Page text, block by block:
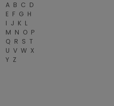
A B C D
E F G H
I J K L
M N O P
Q R S T
U V W X
Y Z